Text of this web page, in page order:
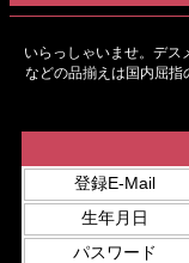
いらっしゃいませ。デス
などの品揃えは国内屈
登録E-Mail
生年月日
パスワード